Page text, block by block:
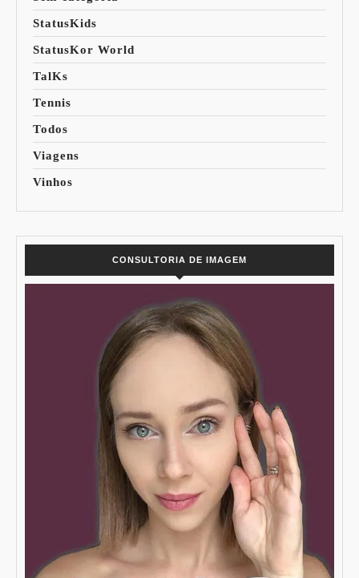
StatusKids
StatusKor World
TalKs
Tennis
Todos
Viagens
Vinhos
CONSULTORIA DE IMAGEM